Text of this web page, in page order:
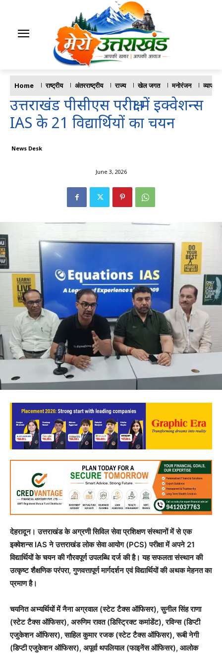
Home राष्ट्रीय अंतरराष्ट्रीय राज्य खेल जगत मनोरंजन व्यापार
उत्तराखंड पीसीएस परीक्षा में इक्वेशन्स
IAS के 21 विद्यार्थियों का चयन
News Desk
June 3, 2026
देहरादून। उत्तराखंड के अग्रणी सिविल सेवा प्रशिक्षण संस्थानों में से एक
इक्वेशन्स IAS ने उत्तराखंड लोक सेवा आयोग (PCS) परीक्षा में अपने 21
विद्यार्थियों के चयन की गौरवपूर्ण उपलब्धि दर्ज की है। यह सफलता संस्थान की
उत्कृष्ट शैक्षणिक परंपरा, गुणवत्तापूर्ण मार्गदर्शन एवं विद्यार्थियों की अथक मेहनत का
प्रमाण है।
चयनित अभ्यर्थियों में नैना अग्रवाल (स्टेट टैक्स ऑफिसर), सुनील सिंह राणा
(स्टेट टैक्स ऑफिसर), अरुणिम रावत (डिस्ट्रिक्ट कमांडेंट), रविन्स (डिप्टी
एजुकेशन ऑफिसर), साहिल कुमार रजक (स्टेट टैक्स ऑफिसर), रूबी नेगी
(डिप्टी एजुकेशन ऑफिसर), अपूर्वा थपलियाल (फाइनेंस ऑफिसर), आलोक